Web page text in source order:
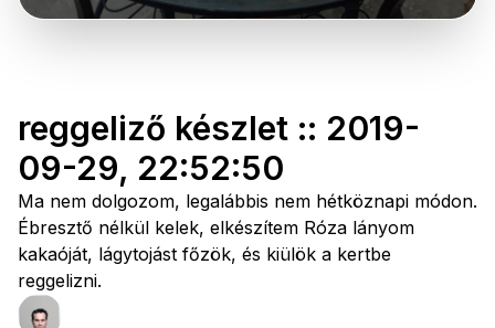
reggeliző készlet :: 2019-
09-29, 22:52:50
Ma nem dolgozom, legalábbis nem hétköznapi módon.
Ébresztő nélkül kelek, elkészítem Róza lányom
kakaóját, lágytojást főzök, és kiülök a kertbe
reggelizni.